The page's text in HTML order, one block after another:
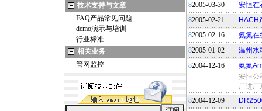
技术支持与文章
FAQ产品常见问题
demo演示与培训
行业标准
相关业务
管网监控
82005-03-30
安恒在
82005-02-21
HACH
82005-02-16
氨氮在
82005-01-02
温州水
82004-12-16
氨氮
安恒公
厂进厂
82004-12-09